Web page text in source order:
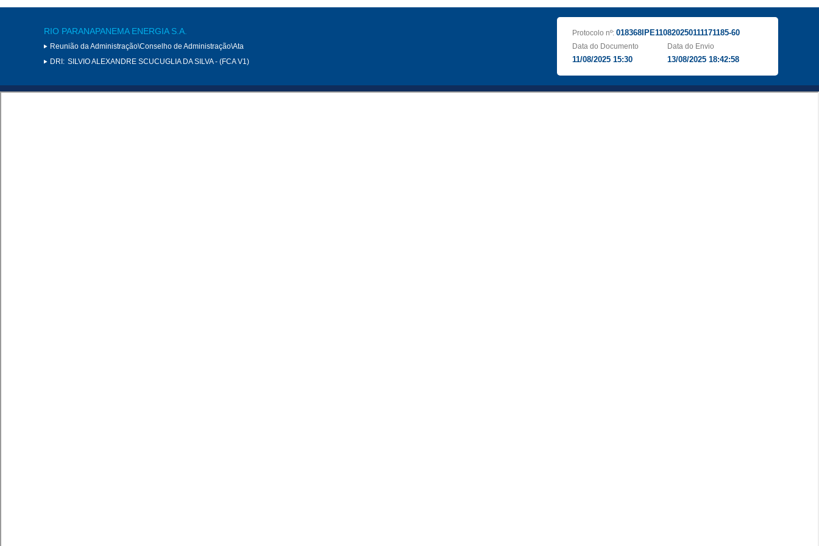
RIO PARANAPANEMA ENERGIA S.A.
Reunião da Administração\Conselho de Administração\Ata
DRI: SILVIO ALEXANDRE SCUCUGLIA DA SILVA - (FCA V1)
Protocolo nº: 018368IPE110820250111171185-60
Data do Documento
11/08/2025 15:30
Data do Envio
13/08/2025 18:42:58